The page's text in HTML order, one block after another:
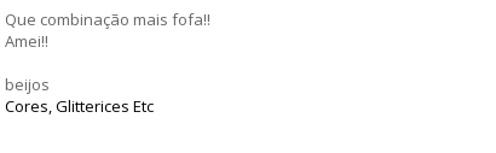
Que combinação mais fofa!!
Amei!!
beijos
Cores, Glitterices Etc